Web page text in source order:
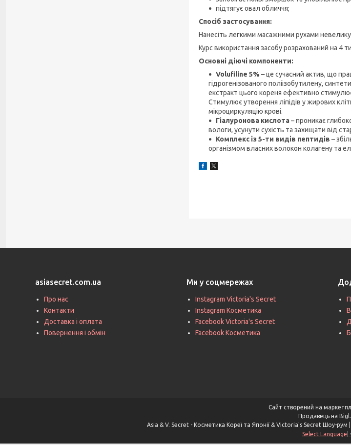
підтягує овал обличчя;
Спосіб застосування:
Нанесіть легкими масажними рухами невелику
Курс використання засобу розрахований на 4
Основні діючі компоненти:
Volufiline 5% – це сучасний актив, що
гідрогенізованого поліізобутилену,
екстракт цього кореня ефективно
Стимулює утворення ліпідів у жирових
мікроциркуляцію крові.
Гіалуронова кислота – проникає
вологи, усунути сухість та захищати від
Комплекс із 5-ти видів пептидів –
організмом власних волокон колагену та
asiasecret.com.ua
Про нас
Контакти
Доставка і оплата
Повернення і обмін
Ми у соцмережах
Instagram Victoria's Secret
Instagram Косметика
Facebook Victoria's Secret
Facebook Косметика
Сайт створений на
Продавець на
Select Language